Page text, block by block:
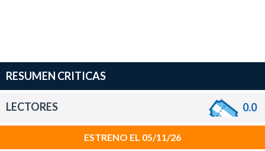
RESUMEN CRITICAS
LECTORES 0.0
ESTRENO EL 05/11/26